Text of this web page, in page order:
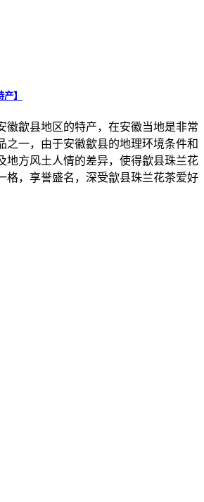
】
徽歙县地区的特产，在安徽当地是非常
之一，由于安徽歙县的地理环境条件和
地方风土人情的差异，使得歙县珠兰花
格，享誉盛名，深受歙县珠兰花茶爱好